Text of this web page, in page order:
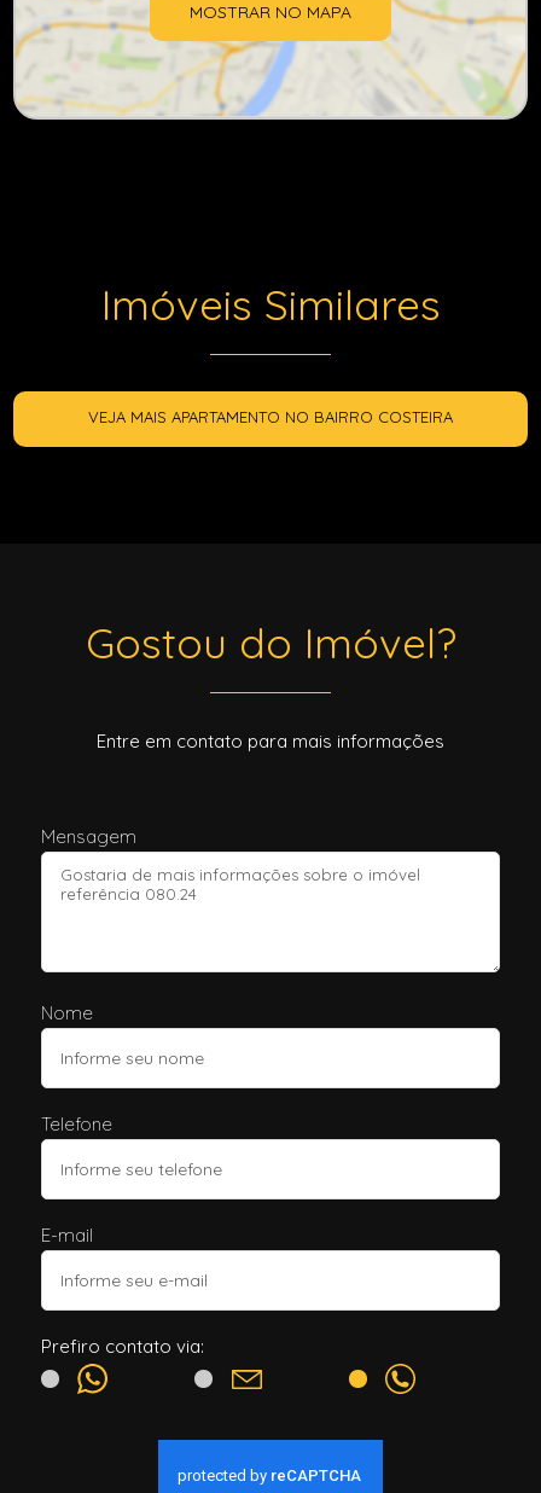
MOSTRAR NO MAPA
Imóveis Similares
VEJA MAIS APARTAMENTO NO BAIRRO COSTEIRA
Gostou do Imóvel?
Entre em contato para mais informações
Mensagem
Nome
Telefone
E-mail
Prefiro contato via: